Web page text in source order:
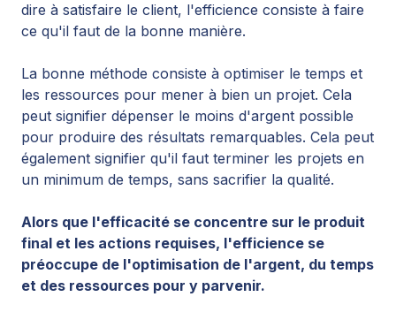
dire à satisfaire le client, l'efficience consiste à faire
ce qu'il faut de la bonne manière.
La bonne méthode consiste à optimiser le temps et
les ressources pour mener à bien un projet. Cela
peut signifier dépenser le moins d'argent possible
pour produire des résultats remarquables. Cela peut
également signifier qu'il faut terminer les projets en
un minimum de temps, sans sacrifier la qualité.
Alors que l'efficacité se concentre sur le produit
final et les actions requises, l'efficience se
préoccupe de l'optimisation de l'argent, du temps
et des ressources pour y parvenir.